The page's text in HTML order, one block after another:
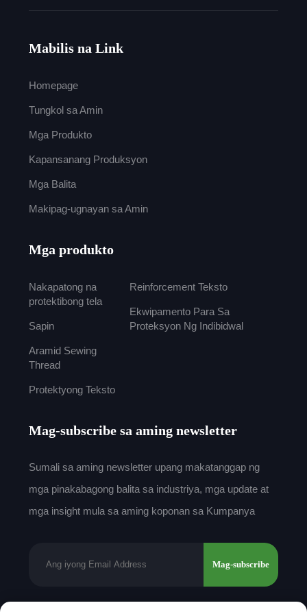
Mabilis na Link
Homepage
Tungkol sa Amin
Mga Produkto
Kapansanang Produksyon
Mga Balita
Makipag-ugnayan sa Amin
Mga produkto
Nakapatong na
protektibong tela
Sapin
Aramid Sewing
Thread
Protektyong Teksto
Reinforcement Teksto
Ekwipamento Para Sa
Proteksyon Ng Indibidwal
Mag-subscribe sa aming newsletter
Sumali sa aming newsletter upang makatanggap ng
mga pinakabagong balita sa industriya, mga update at
mga insight mula sa aming koponan sa Kumpanya
Mag-subscribe